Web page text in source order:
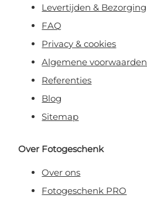
Levertijden & Bezorging
FAQ
Privacy & cookies
Algemene voorwaarden
Referenties
Blog
Sitemap
Over Fotogeschenk
Over ons
Fotogeschenk PRO